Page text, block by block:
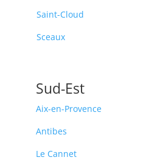
Saint-Cloud
Sceaux
Sud-Est
Aix-en-Provence
Antibes
Le Cannet